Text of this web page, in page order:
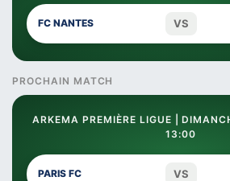
FC NANTES VS
PROCHAIN MATCH
ARKEMA PREMIÈRE LIGUE |
13:00
PARIS FC VS